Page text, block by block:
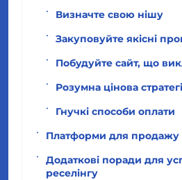
Визначте свою нішу
Закуповуйте якісні
Побудуйте сайт, що
Розумна цінова
Гнучкі способи оплати
Платформи для продажу
Додаткові поради для
реселінгу